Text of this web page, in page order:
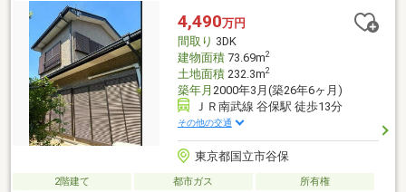
分お気軽にお問い合わせください♪
4,490万円
間取り 3DK
建物面積73.69m2
土地面積232.3m2
築年月 2000年3月(築26年6ヶ月)
ＪＲ南武線 谷保駅 徒歩13分
その他の交通
東京都国立市谷保
2階建て 都市ガス 所有権